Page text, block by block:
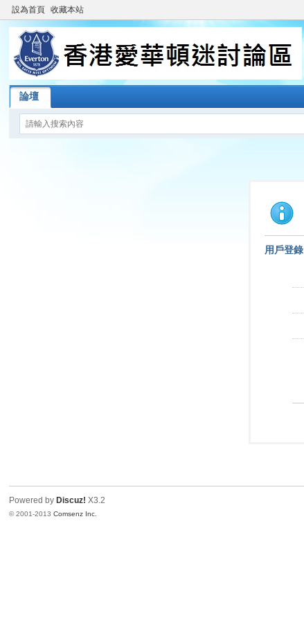
設為首頁 收藏本站
論壇
用戶登錄
Powered by Discuz! X3.2
© 2001-2013Comsenz Inc.